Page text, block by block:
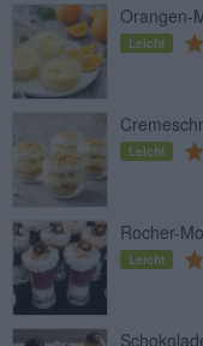
Orangen-
Leicht
Leicht
Rocher-
Leicht